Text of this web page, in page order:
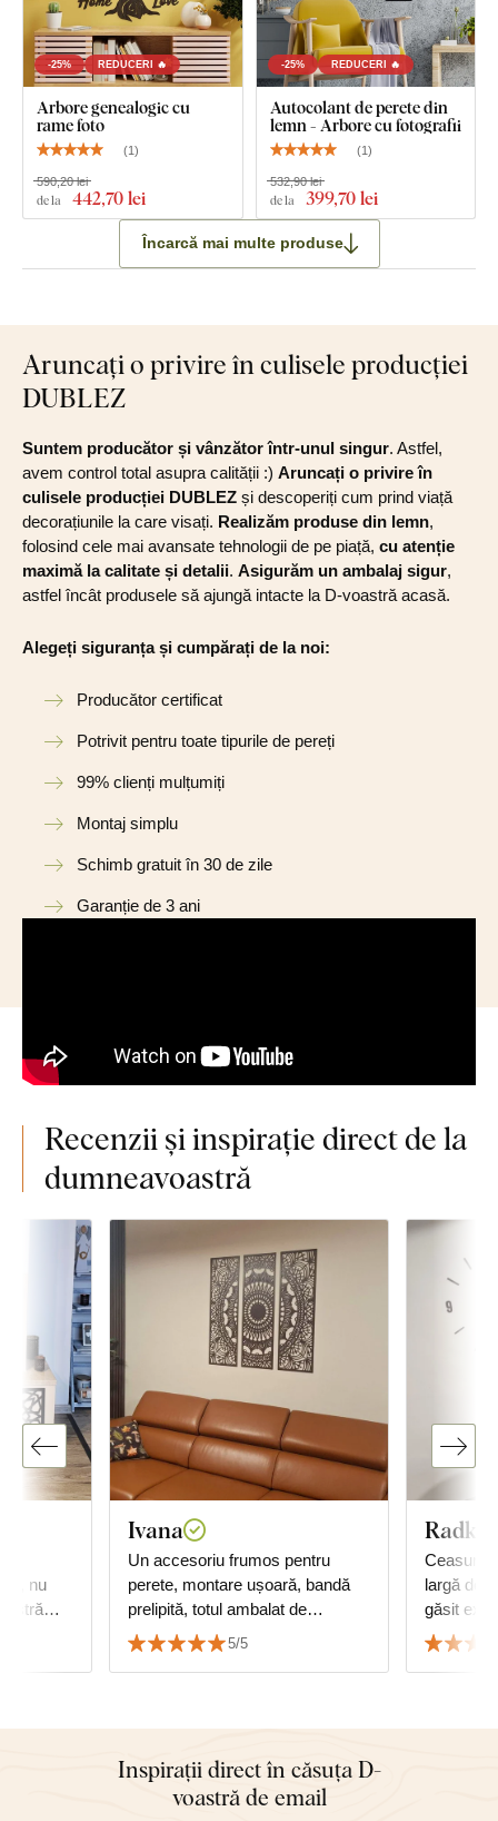
-25% REDUCERI 🔥
Arbore genealogic cu
rame foto
(1)
de la 442,70 lei
590,20 lei
-25% REDUCERI 🔥
Autocolant de perete din
lemn - Arbore cu fotografii
(1)
de la 399,70 lei
532,90 lei
Încarcă mai multe produse
Aruncați o privire în culisele producției
DUBLEZ
Suntem producător și vânzător într-unul singur. Astfel,
avem control total asupra calității :) Aruncați o privire în
culisele producției DUBLEZ și descoperiți cum prind viață
decorațiunile la care visați. Realizăm produse din lemn,
folosind cele mai avansate tehnologii de pe piață, cu atenție
maximă la calitate și detalii. Asigurăm un ambalaj sigur,
astfel încât produsele să ajungă intacte la D-voastră acasă.
Alegeți siguranța și cumpărați de la noi:
Producător certificat
Potrivit pentru toate tipurile de pereți
99% clienți mulțumiți
Montaj simplu
Schimb gratuit în 30 de zile
Garanție de 3 ani
Recenzii și inspirație direct de la
dumneavoastră
nu
Ivana
Un accesoriu frumos pentru
perete, montare ușoară, bandă
prelipită, totul ambalat de
calitate...
5/5
Radka
largă de
găsit
cu
😊
Inspirații direct în căsuța D-
voastră de email